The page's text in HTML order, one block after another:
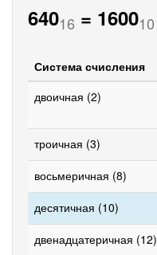
64016 = 160010
Система счисления
двоичная (2)
троичная (3)
восьмеричная (8)
десятичная (10)
двенадцатеричная (12)